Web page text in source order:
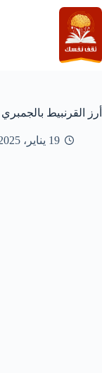
التجاوز
إلى
المحتوى
أرز القرنبيط
19 يناير، 2025